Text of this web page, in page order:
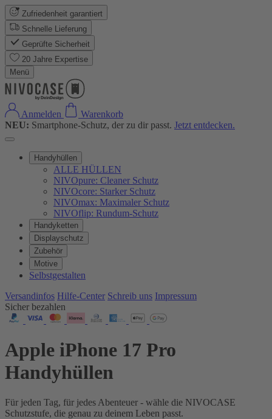
Zufriedenheit garantiert
Schnelle Lieferung
Geprüfte Sicherheit
20 Jahre Expertise
Menü
Anmelden
Warenkorb
NEU: Smartphone-Schutz, der zu dir passt. Jetzt entdecken.
Handyhüllen
ALLE HÜLLEN
NIVOpure: Cleaner Schutz
NIVOcore: Starker Schutz
NIVOmax: Maximaler Schutz
NIVOflip: Rundum-Schutz
Handyketten
Displayschutz
Zubehör
Motive
Selbstgestalten
Versandinfos Hilfe-Center Schreib uns Impressum
Sicher bezahlen
Apple iPhone 17 Pro
Handyhüllen
Für jeden Tag, für jedes Abenteuer - wähle die NIVOCASE
Schutzstufe, die genau zu deinem Leben passt.